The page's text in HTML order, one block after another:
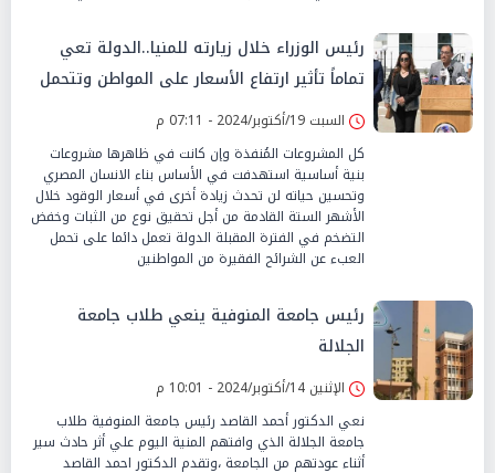
رئيس الوزراء خلال زيارته للمنيا..الدولة تعي
تماماً تأثير ارتفاع الأسعار على المواطن وتتحمل
الجزء الأكبر من الأعباء عنه
السبت 19/أكتوبر/2024 - 07:11 م
كل المشروعات المُنفذة وإن كانت في ظاهرها مشروعات
بنية أساسية استهدفت في الأساس بناء الانسان المصري
وتحسين حياته لن تحدث زيادة أخرى في أسعار الوقود خلال
الأشهر الستة القادمة من أجل تحقيق نوع من الثبات وخفض
التضخم في الفترة المقبلة الدولة تعمل دائما على تحمل
العبء عن الشرائح الفقيرة من المواطنين
رئيس جامعة المنوفية ينعي طلاب جامعة
الجلالة
الإثنين 14/أكتوبر/2024 - 10:01 م
نعي الدكتور أحمد القاصد رئيس جامعة المنوفية طلاب
جامعة الجلالة الذي وافتهم المنية اليوم علي أثر حادث سير
أثناء عودتهم من الجامعة ،وتقدم الدكتور احمد القاصد